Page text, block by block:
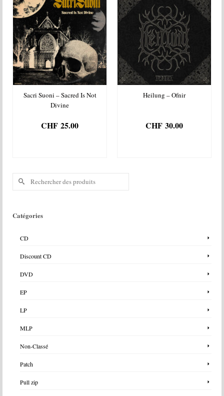
Sacri Suoni – Sacred Is Not
Divine
CHF 25.00
Heilung – Ofnir
CHF 30.00
Rechercher :
Catégories
CD
Discount CD
DVD
EP
LP
MLP
Non-Classé
Patch
Pull zip